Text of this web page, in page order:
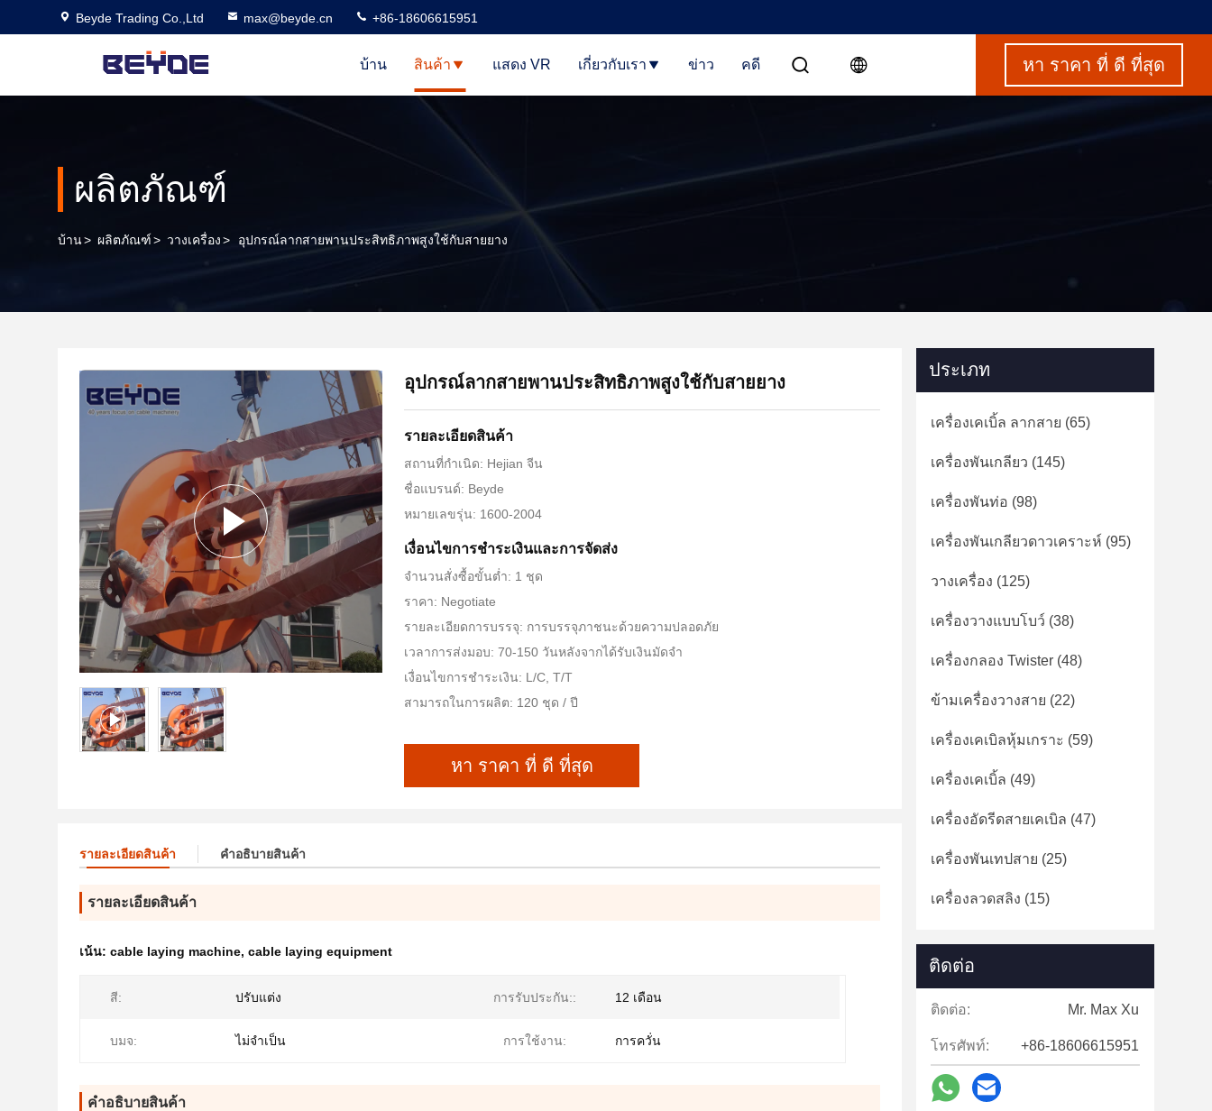
Beyde Trading Co.,Ltd max@beyde.cn +86-18606615951
บ้าน สินค้า แสดง VR เกี่ยวกับเรา ข่าว คดี หา ราคา ที่ ดี ที่สุด
ผลิตภัณฑ์
บ้าน> ผลิตภัณฑ์> วางเครื่อง> อุปกรณ์ลากสายพานประสิทธิภาพสูงใช้กับสายยาง
อุปกรณ์ลากสายพานประสิทธิภาพสูงใช้กับสายยาง
รายละเอียดสินค้า
สถานที่กำเนิด: Hejian จีน
ชื่อแบรนด์: Beyde
หมายเลขรุ่น: 1600-2004
เงื่อนไขการชําระเงินและการจัดส่ง
จำนวนสั่งซื้อขั้นต่ำ: 1 ชุด
ราคา: Negotiate
รายละเอียดการบรรจุ: การบรรจุภาชนะด้วยความปลอดภัย
เวลาการส่งมอบ: 70-150 วันหลังจากได้รับเงินมัดจำ
เงื่อนไขการชำระเงิน: L/C, T/T
สามารถในการผลิต: 120 ชุด / ปี
หา ราคา ที่ ดี ที่สุด
รายละเอียดสินค้า คําอธิบายสินค้า
รายละเอียดสินค้า
เน้น: cable laying machine, cable laying equipment
สี: ปรับแต่ง การรับประกัน:: 12 เดือน
บมจ: ไม่จําเป็น การใช้งาน: การควั่น
คําอธิบายสินค้า
ประเภท
เครื่องเคเบิ้ล ลากสาย (65)
เครื่องพันเกลียว (145)
เครื่องพันท่อ (98)
เครื่องพันเกลียวดาวเคราะห์ (95)
วางเครื่อง (125)
เครื่องวางแบบโบว์ (38)
เครื่องกลอง Twister (48)
ข้ามเครื่องวางสาย (22)
เครื่องเคเบิลหุ้มเกราะ (59)
เครื่องเคเบิ้ล (49)
เครื่องอัดรีดสายเคเบิล (47)
เครื่องพันเทปสาย (25)
เครื่องลวดสลิง (15)
ติดต่อ
ติดต่อ: Mr. Max Xu
โทรศัพท์: +86-18606615951